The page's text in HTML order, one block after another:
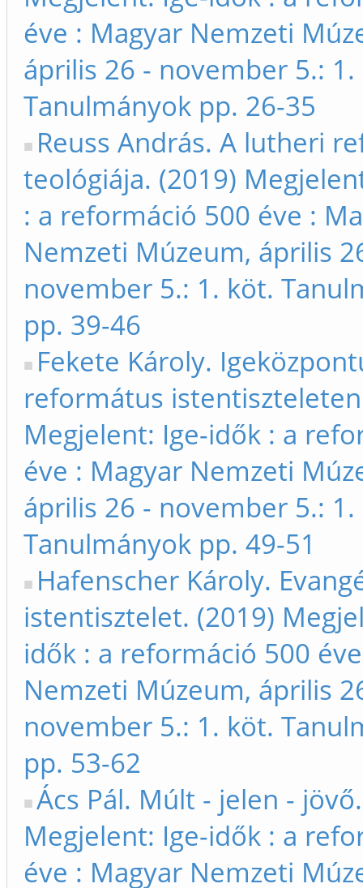
éve : Magyar Nemzeti
április 26 - november 5.:
Tanulmányok pp. 26-35
Reuss András. A lutheri
teológiája. (2019)
: a reformáció 500 éve :
Nemzeti Múzeum, április
november 5.: 1. köt.
pp. 39-46
Fekete Károly.
református
Megjelent: Ige-idők : a
éve : Magyar Nemzeti
április 26 - november 5.:
Tanulmányok pp. 49-51
Hafenscher Károly.
istentisztelet. (2019)
idők : a reformáció 500
Nemzeti Múzeum, április
november 5.: 1. köt.
pp. 53-62
Ács Pál. Múlt - jelen -
Megjelent: Ige-idők : a
éve : Magyar Nemzeti